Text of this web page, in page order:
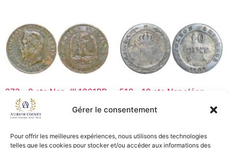
Gérer le consentement
Pour offrir les meilleures expériences, nous utilisons des technologies
telles que les cookies pour stocker et/ou accéder aux informations des
273 – 2 cts Nap. III 1861BB
– TB
5,00€
Lire la suite
518 – 10 cts Napoléon
9,00 €
Lire la suite